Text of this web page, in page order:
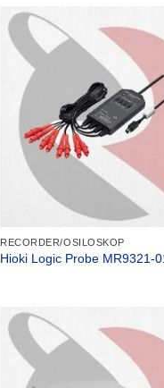
RECORDER/OSILOSKOP
Hioki Logic Probe MR9321-